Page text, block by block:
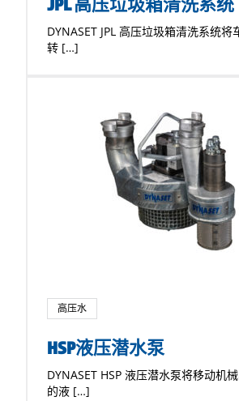
DYNASET JPL 高压垃圾箱清洗系统将
转 […]
高压水
HSP液压潜水泵
DYNASET HSP 液压潜水泵将移动机
的液 […]